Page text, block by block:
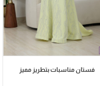
فستان مناسبات بتطريز مميز